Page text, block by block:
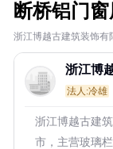
断桥铝门
浙江博越古建筑装饰有
浙江博
法人:冷雄
浙江博越古建
市，主营玻璃